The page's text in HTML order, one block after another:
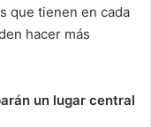
que tienen en cada
hacer más
un lugar central